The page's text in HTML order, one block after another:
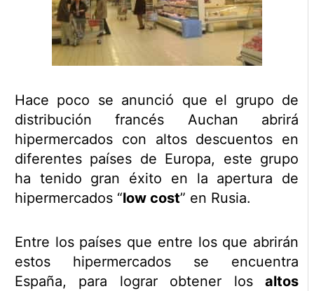
Hace poco se anunció que el grupo de
distribución francés Auchan abrirá
hipermercados con altos descuentos en
diferentes países de Europa, este grupo
ha tenido gran éxito en la apertura de
hipermercados “low cost” en Rusia.
Entre los países que entre los que abrirán
estos hipermercados se encuentra
España, para lograr obtener losaltos